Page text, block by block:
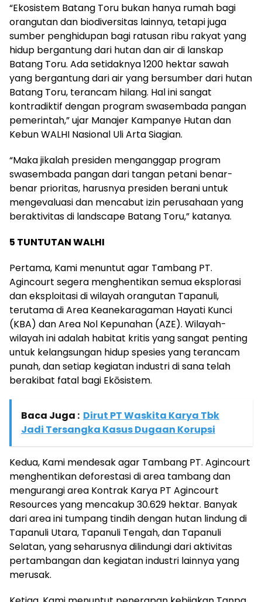
“Ekosistem Batang Toru bukan hanya rumah bagi
orangutan dan biodiversitas lainnya, tetapi juga
sumber penghidupan bagi ratusan ribu rakyat yang
hidup bergantung dari hutan dan air di lanskap
Batang Toru. Ada setidaknya 1200 hektar sawah
yang bergantung dari air yang bersumber dari hutan
Batang Toru, terancam hilang. Hal ini sangat
kontradiktif dengan program swasembada pangan
pemerintah,” ujar Manajer Kampanye Hutan dan
Kebun WALHI Nasional Uli Arta Siagian.
“Maka jikalah presiden menganggap program
swasembada pangan dari tangan petani benar-
benar prioritas, harusnya presiden berani untuk
mengevaluasi dan mencabut izin perusahaan yang
beraktivitas di landscape Batang Toru,” katanya.
5 TUNTUTAN WALHI
Pertama, Kami menuntut agar Tambang PT.
Agincourt segera menghentikan semua eksplorasi
dan eksploitasi di wilayah orangutan Tapanuli,
terutama di Area Keanekaragaman Hayati Kunci
(KBA) dan Area Nol Kepunahan (AZE). Wilayah-
wilayah ini adalah habitat kritis yang sangat penting
untuk kelangsungan hidup spesies yang terancam
punah, dan setiap kegiatan industri di sana telah
berakibat fatal bagi Ekōsistem.
Baca Juga : Dirut PT Waskita Karya Tbk
Jadi Tersangka Kasus Dugaan Korupsi
Kedua, Kami mendesak agar Tambang PT. Agincourt
menghentikan deforestasi di area tambang dan
mengurangi area Kontrak Karya PT Agincourt
Resources yang mencakup 30.629 hektar. Banyak
dari area ini tumpang tindih dengan hutan lindung di
Tapanuli Utara, Tapanuli Tengah, dan Tapanuli
Selatan, yang seharusnya dilindungi dari aktivitas
pertambangan dan kegiatan industri lainnya yang
merusak.